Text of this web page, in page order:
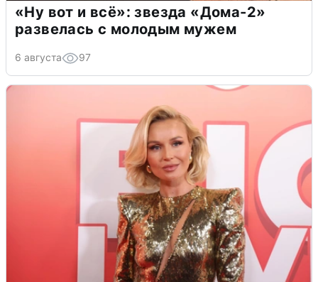
«Ну вот и всё»: звезда «Дома-2»
развелась с молодым мужем
6 августа 97